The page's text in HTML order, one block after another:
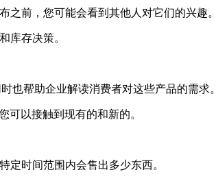
前，您可能会看到其他人对它们的兴趣。
库存决策。
也帮助企业解读消费者对这些产品的需求。
可以接触到现有的和新的。
定时间范围内会售出多少东西。